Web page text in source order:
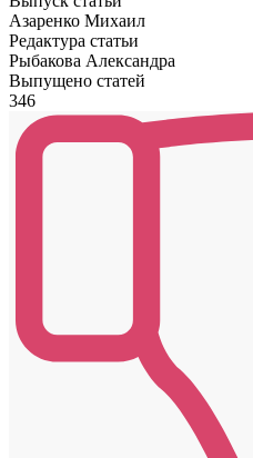
Азаренко Михаил
Редактура статьи
Рыбакова Александра
Выпущено статей
346